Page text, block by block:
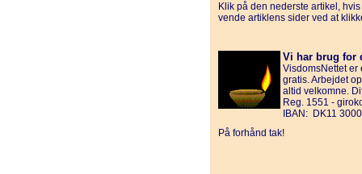
Klik på den nederste artikel,
vende artiklens sider ved at
Vi har brug for
VisdomsNettet er
gratis. Arbejdet
altid velkomne.
Reg. 1551 -
IBAN: DK11
På forhånd tak!